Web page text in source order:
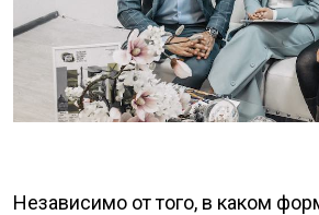
Независимо от того, в каком